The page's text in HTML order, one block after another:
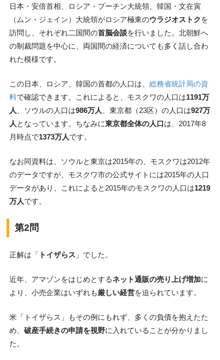
日本・安倍首相、ロシア・プーチン大統領、韓国・文在寅
（ムン・ジェイン）大統領がロシア極東のウラジオストク を
訪問し、それぞれ二国間の首脳会談を行いました。北朝鮮へ
の制裁問題を中心に、両国間の経済についても多く話し合わ
れた模様です。
この日本、ロシア、韓国の首都の人口は、 総務省統計局の資
料で確認できます。これによると、モスクワの人口は1191万
人
、ソウルの人口は986万人 、東京都（23区）の人口は927万
人 となっています。ちなみに東京都全体の人口は、2017年8
月時点で1373万人です。
なお同資料は、ソウルと東京は2015年の、モスクワは2012年
のデータですが、モスクワ市の公式サイトには2015年の人口
データがあり、これによると2015年のモスクワの人口は1219
万人です。
第2問
正解は「 トイザらス 」でした。
近年、アマゾンをはじめとするネット通販の売り上げ増加に
より、小売企業はいずれも厳しい経営を迫られています。
米「トイザらス」もその例にもれず、多くの負債を抱えたた
め、 破産手続きの申請を視野に入れていることが分かりまし
た。